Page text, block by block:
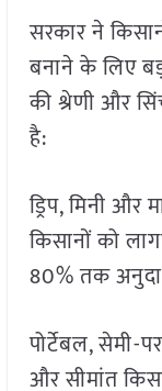
सरकार ने
बनाने के लिए
की श्रेणी और
है:
ड्रिप, मिनी और
किसानों को
80% तक
पोर्टेबल, सेमी-
और सीमांत